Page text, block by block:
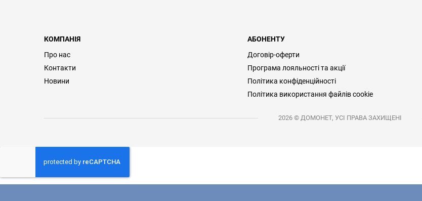
КОМПАНІЯ
Про нас
Контакти
Новини
АБОНЕНТУ
Договір-оферти
Програма лояльності та акції
Політика конфіденційності
Політика використання файлів cookie
2026 © ДОМОНЕТ, УСІ ПРАВА ЗАХИЩЕНІ